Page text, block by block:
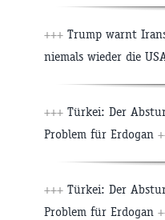
+++ Trump warnt
niemals wieder die
+++ Türkei: Der
Problem für Erdogan
+++ Türkei: Der
Problem für Erdogan